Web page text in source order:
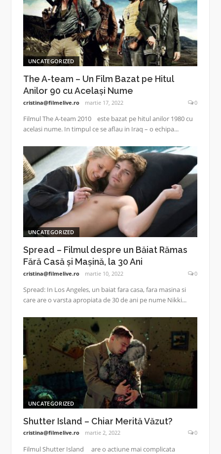
UNCATEGORIZED
The A-team – Un Film Bazat pe Hitul
Anilor 90 cu Același Nume
cristina@filmelive.ro martie 17, 2022 0
Filmul The A-team 2010 este bazat pe hitul anilor 1980 cu
acelasi nume. In timpul ce se aflau in Iraq – o echipa...
UNCATEGORIZED
Spread – Filmul despre un Băiat Rămas
Fără Casă și Mașină, la 30 Ani
cristina@filmelive.ro martie 10, 2022 0
Spread: In Los Angeles, un baiat fara casa, fara masina si
care are o varsta apropiata de 30 de ani pe nume Nikki...
UNCATEGORIZED
Shutter Island – Chiar Merită Văzut?
cristina@filmelive.ro martie 2, 2022 0
Filmul Shutter Island are o actiune mai complicata